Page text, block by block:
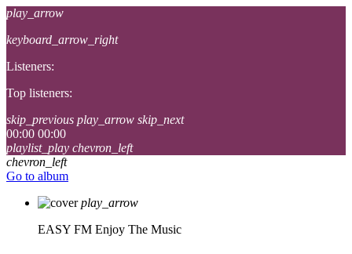
play_arrow
keyboard_arrow_right
Listeners:
Top listeners:
skip_previous play_arrow skip_next
00:00 00:00
playlist_play chevron_left
chevron_left
Go to album
play_arrow
EASY FM Enjoy The Music